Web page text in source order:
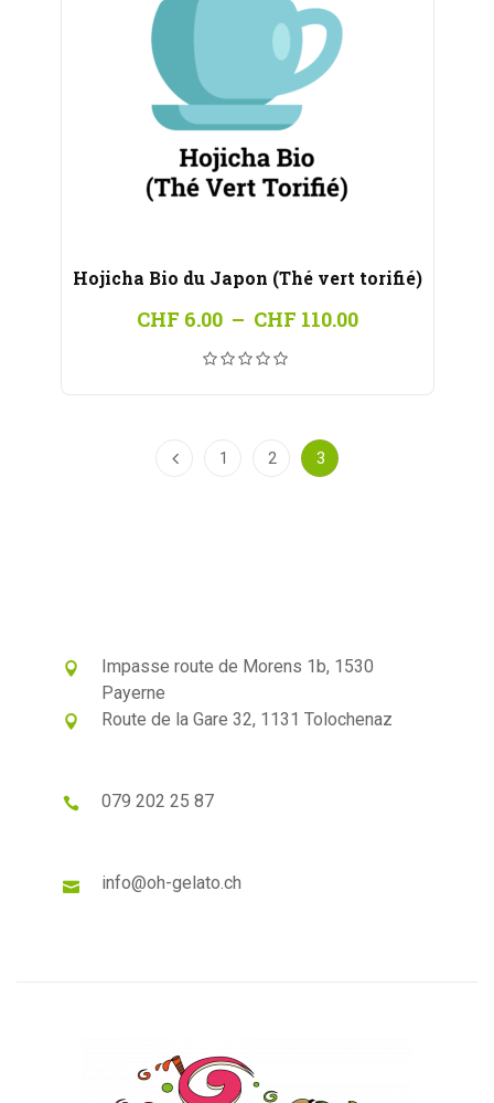
Hojicha Bio du Japon (Thé vert torifié)
CHF 6.00 – CHF 110.00Plage
1 2 3
Impasse route de Morens 1b, 1530
Payerne
Route de la Gare 32, 1131 Tolochenaz
079 202 25 87
info@oh-gelato.ch